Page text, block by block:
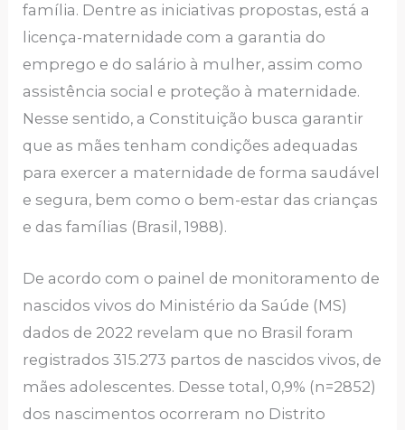
família. Dentre as iniciativas propostas, está a
licença-maternidade com a garantia do
emprego e do salário à mulher, assim como
assistência social e proteção à maternidade.
Nesse sentido, a Constituição busca garantir
que as mães tenham condições adequadas
para exercer a maternidade de forma saudável
e segura, bem como o bem-estar das crianças
e das famílias (Brasil, 1988).
De acordo com o painel de monitoramento de
nascidos vivos do Ministério da Saúde (MS)
dados de 2022 revelam que no Brasil foram
registrados 315.273 partos de nascidos vivos, de
mães adolescentes. Desse total, 0,9% (n=2852)
dos nascimentos ocorreram no Distrito